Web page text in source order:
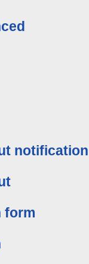
notification
form